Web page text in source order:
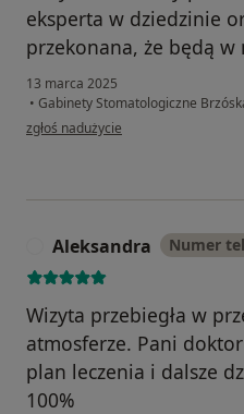
eksperta w dziedzinie
przekonana, że będą w
13 marca 2025
• Gabinety Stomatologiczne
w opinii użytkownika Ula
zgłoś nadużycie
Aleksandra Numer
Wizyta przebiegła w
atmosferze. Pani
plan leczenia i dalsze
100%